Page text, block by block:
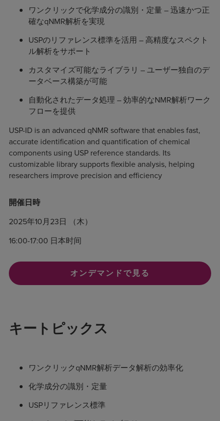
ワンクリックで化学成分の識別・定量 – 迅速かつ正
確なqNMR解析を実現
USPのリファレンス標準を活用 – 高精度なスペクト
ル解析をサポート
カスタマイズ可能なライブラリ – ユーザー独自のデ
ータベース構築が可能
自動化されたデータ処理 – 効率的なNMR解析ワーク
フローを提供
USP-ID is an advanced qNMR software that enables fast,
accurate identification and quantification of chemical
components using USP reference standards. Its
customizable library supports flexible analysis, helping
researchers improve precision and efficiency
開催日時
2025年10月23日 （木）
16:00-17:00 日本时间
オンデマンドで見る
キートピックス
ワンクリックqNMR解析データ解析の効率化
化学成分の識別・定量
USPリファレンス標準